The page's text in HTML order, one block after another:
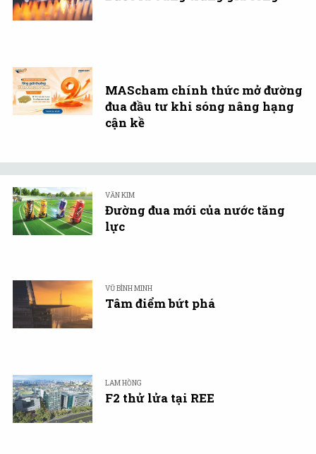
MAScham chính thức mở đường
đua đầu tư khi sóng nâng hạng
cận kề
VĂN KIM
Đường đua mới của nước tăng
lực
VŨ BÌNH MINH
Tâm điểm bứt phá
LAM HỒNG
F2 thử lửa tại REE